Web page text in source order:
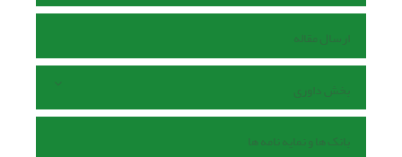
ارسال مقاله
بخش داوری
بانک ها و نمایه نامه ها